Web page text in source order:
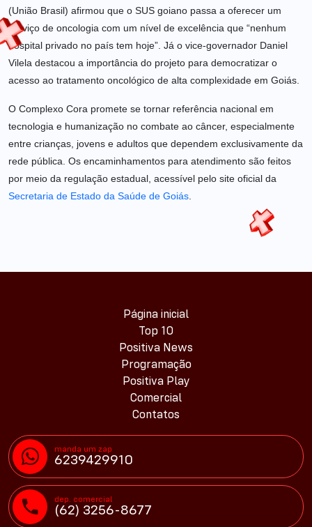
(União Brasil) afirmou que o SUS goiano passa a oferecer um
serviço de oncologia com um nível de excelência que “nenhum
hospital privado no país tem hoje”. Já o vice-governador Daniel
Vilela destacou a importância do projeto para democratizar o
acesso ao tratamento oncológico de alta complexidade em Goiás.
O Complexo Cora promete se tornar referência nacional em
tecnologia e humanização no combate ao câncer, especialmente
entre crianças, jovens e adultos que dependem exclusivamente da
rede pública. Os encaminhamentos para atendimento são feitos
por meio da regulação estadual, acessível pelo site oficial da
Secretaria de Estado da Saúde de Goiás.
Página inicial
Top 10
Positiva News
Programação
Positiva Play
Comercial
Contatos
manda um zap
6239429910
dep. comercial
(62) 3256-8677